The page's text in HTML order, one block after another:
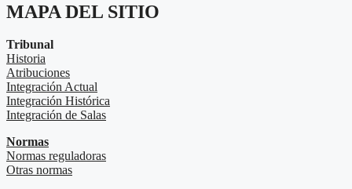
MAPA DEL SITIO
Tribunal
Historia
Atribuciones
Integración Actual
Integración Histórica
Integración de Salas
Normas
Normas reguladoras
Otras normas